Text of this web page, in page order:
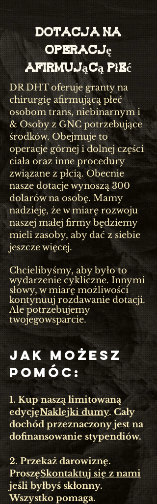
Dotacja na
operację
afirmującą płeć
DR DHT oferuje granty na
chirurgię afirmującą płeć
osobom trans, niebinarnym i
& Osoby z GNC potrzebujące
środków. Obejmuje to
operacje górnej i dolnej części
ciała oraz inne procedury
związane z płcią. Obecnie
nasze dotacje wynoszą 300
dolarów na osobę. Mamy
nadzieję, że w miarę rozwoju
naszej małej firmy będziemy
mieli zasoby, aby dać z siebie
jeszcze więcej.
Chcielibyśmy, aby było to
wydarzenie cykliczne. Innymi
słowy, w miarę możliwości
kontynuuj rozdawanie dotacji.
Ale potrzebujemy
twojegowsparcie.
JAK MOŻESZ
POMÓC:
1. Kup naszą limitowaną
edycjęNaklejki dumy. Cały
dochód przeznaczony jest na
dofinansowanie stypendiów.
2. Przekaż darowiznę.
ProszęSkontaktuj się z nami
jeśli byłbyś skłonny.
Wszystko pomaga.